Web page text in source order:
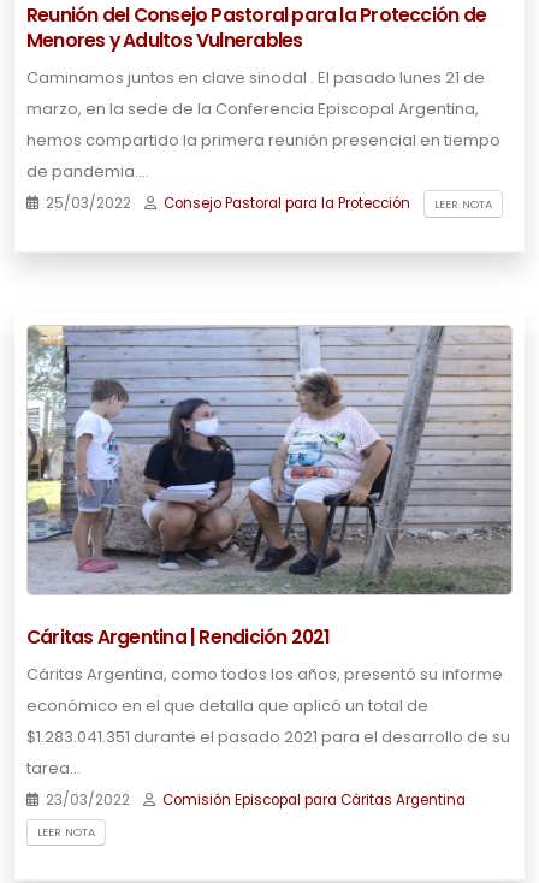
Reunión del Consejo Pastoral para la Protección de
Menores y Adultos Vulnerables
Caminamos juntos en clave sinodal . El pasado lunes 21 de
marzo, en la sede de la Conferencia Episcopal Argentina,
hemos compartido la primera reunión presencial en tiempo
de pandemia.…
25/03/2022 Consejo Pastoral para la Protección LEER NOTA
Cáritas Argentina | Rendición 2021
Cáritas Argentina, como todos los años, presentó su informe
económico en el que detalla que aplicó un total de
$1.283.041.351 durante el pasado 2021 para el desarrollo de su
tarea…
23/03/2022 Comisión Episcopal para Cáritas Argentina
LEER NOTA